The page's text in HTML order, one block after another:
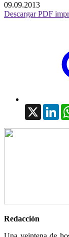
09.09.2013
Descargar PDF
X
Redacción